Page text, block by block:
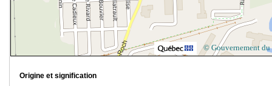
© Gouvernement du
Origine et signification